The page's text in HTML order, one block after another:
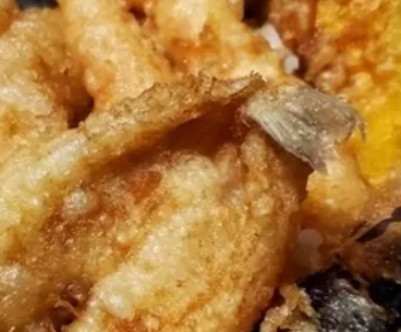
名古屋
ナナちゃん人形